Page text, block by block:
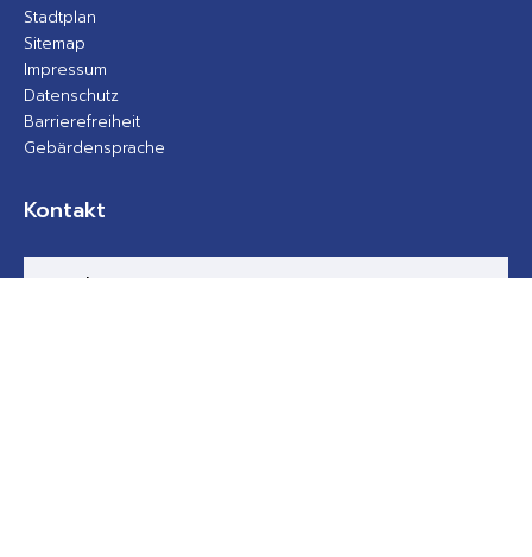
Stadtplan
Sitemap
Impressum
Datenschutz
Barrierefreiheit
Gebärdensprache
Kontakt